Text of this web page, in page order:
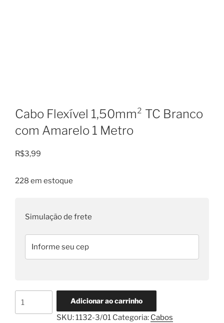
Cabo Flexível 1,50mm² TC Branco
com Amarelo 1 Metro
R$3,99
228 em estoque
Simulação de frete
Flexível
Adicionar ao carrinho
SKU:1132-3/01 Categoria: Cabos